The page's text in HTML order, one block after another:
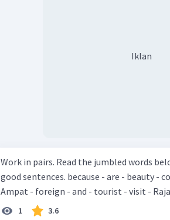
Iklan
Work in pairs. Read the jumbled words
good sentences. because - are - beauty - coral - many - there - both -
Ampat - foreign - and - tourist - visit -
1 3.6